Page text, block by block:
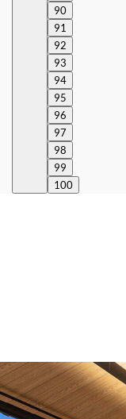
90
91
92
93
94
95
96
97
98
99
100